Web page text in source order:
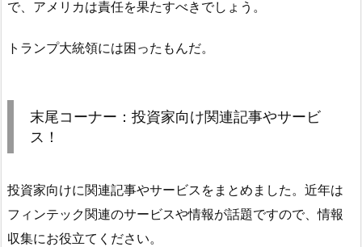
で、アメリカは責任を果たすべきでしょう。
トランプ大統領には困ったもんだ。
末尾コーナー：投資家向け関連記事やサービ
ス！
投資家向けに関連記事やサービスをまとめました。近年は
フィンテック関連のサービスや情報が話題ですので、情報
収集にお役立てください。